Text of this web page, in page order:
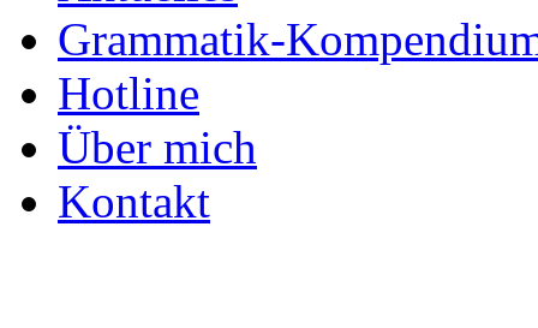
Grammatik-
Hotline
Über mich
Kontakt